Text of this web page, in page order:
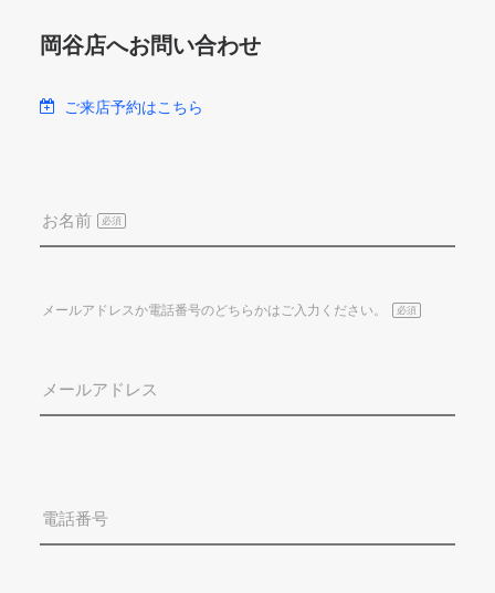
岡谷店へお問い合わせ
ご来店予約はこちら
お名前 必須
メールアドレスか電話番号のどちらかはご入力ください。 必須
メールアドレス
電話番号